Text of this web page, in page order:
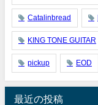
Catalinbread
KING TONE GUITAR
pickup EOD
最近の投稿